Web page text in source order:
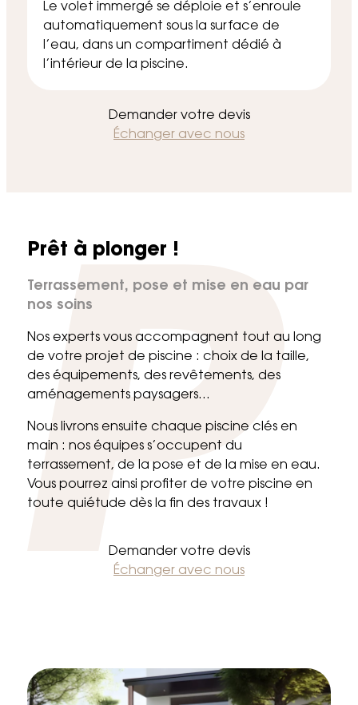
Le volet immergé se déploie et s’enroule
automatiquement sous la surface de
l’eau, dans un compartiment dédié à
l’intérieur de la piscine.
Demander votre devis
Échanger avec nous
Prêt à plonger !
Terrassement, pose et mise en eau par
nos soins
Nos experts vous accompagnent tout au long
de votre projet de piscine : choix de la taille,
des équipements, des revêtements, des
aménagements paysagers…
Nous livrons ensuite chaque piscine clés en
main : nos équipes s’occupent du
terrassement, de la pose et de la mise en eau.
Vous pourrez ainsi profiter de votre piscine en
toute quiétude dès la fin des travaux !
Demander votre devis
Échanger avec nous